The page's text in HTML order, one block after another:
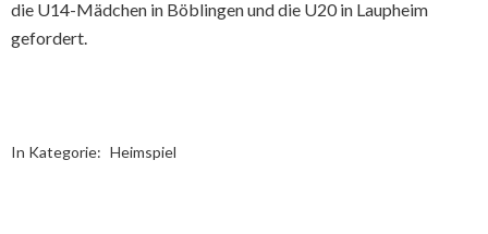
die U14-Mädchen in Böblingen und die U20 in Laupheim
gefordert.
In Kategorie: Heimspiel